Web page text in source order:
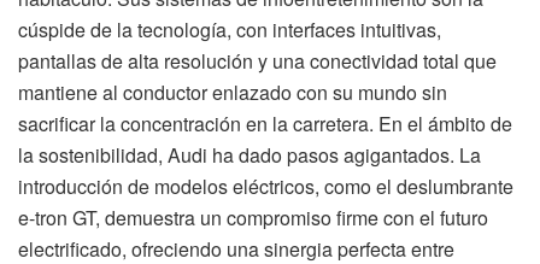
cúspide de la tecnología, con interfaces intuitivas,
pantallas de alta resolución y una conectividad total que
mantiene al conductor enlazado con su mundo sin
sacrificar la concentración en la carretera. En el ámbito de
la sostenibilidad, Audi ha dado pasos agigantados. La
introducción de modelos eléctricos, como el deslumbrante
e-tron GT, demuestra un compromiso firme con el futuro
electrificado, ofreciendo una sinergia perfecta entre